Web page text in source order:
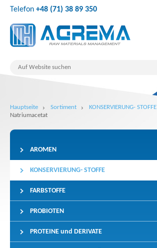
Telefon +48 (71) 38 89 350
Hauptseite Sortiment KONSERVIERUNG- STOFFE
Natriumacetat
AROMEN
KONSERVIERUNG- STOFFE
FARBSTOFFE
PROBIOTEN
PROTEINE und DERIVATE